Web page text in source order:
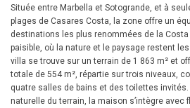
Située entre Marbella et Sotogrande, et à
plages de Casares Costa, la zone offre un
destinations les plus renommées de la
paisible, où la nature et le paysage restent
villa se trouve sur un terrain de 1 863 m² et
totale de 554 m², répartie sur trois niveaux,
quatre salles de bains et des toilettes
naturelle du terrain, la maison s’intègre avec